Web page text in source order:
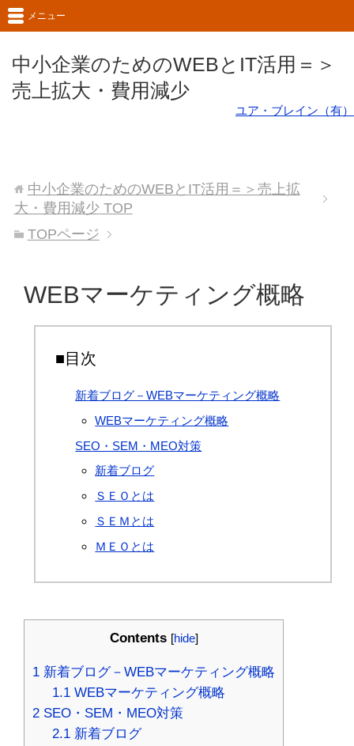
中小企業のためのWEBとIT活用＝＞
売上拡大・費用減少
ユア・ブレイン（有）
メニュー
中小企業のためのWEBとIT活用＝＞売上拡
大・費用減少TOP
TOPページ
WEBマーケティング概略
■目次
新着ブログ－WEBマーケティング概略
WEBマーケティング概略
SEO・SEM・MEO対策
新着ブログ
ＳＥＯとは
ＳＥＭとは
ＭＥＯとは
Contents [hide]
1 新着ブログ－WEBマーケティング概略
1.1 WEBマーケティング概略
2 SEO・SEM・MEO対策
2.1 新着ブログ